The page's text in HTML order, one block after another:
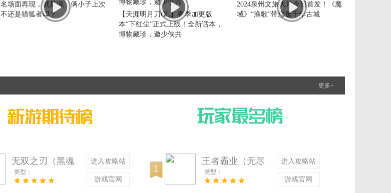
名场面再现，就是说，俩小子上次
不还是猎狐者吗？
【天涯明月刀OL】春季加更版
本“下红尘”正式上线！全新话本，
博物藏珍，邀少侠共
2024泉州文旅大片今日首发！《魔
域》“渔歌”带您逛千年古城
更多+
无双之刃（黑魂
高爆沉默）
类型：
进入攻略站
游戏官网
王者霸业（无尽
刃舞超超变）
类型：
进入攻略站
游戏官网